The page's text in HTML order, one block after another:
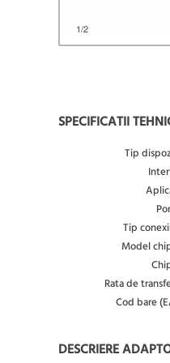
1/2
SPECIFICATII
Tip
Tip
Model
Rata de
Cod bare
DESCRIERE